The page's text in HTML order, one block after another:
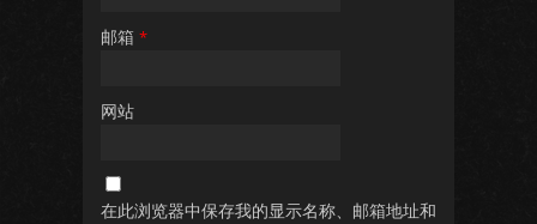
邮箱 *
网站
在此浏览器中保存我的显示名称、邮箱地址和